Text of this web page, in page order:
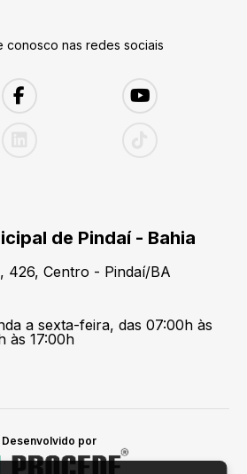
conosco nas redes sociais
de Pindaí - Bahia
426, Centro - Pindaí/BA
a sexta-feira, das 07:00h às
às 17:00h
Desenvolvido por